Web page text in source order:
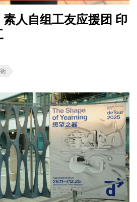
人自组工友应援团 印